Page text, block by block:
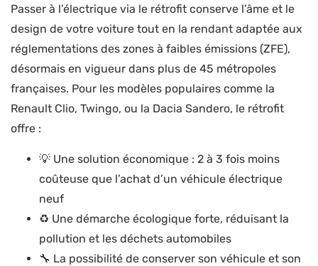
Passer à l’électrique via le rétrofit conserve l’âme et le
design de votre voiture tout en la rendant adaptée aux
réglementations des zones à faibles émissions (ZFE),
désormais en vigueur dans plus de 45 métropoles
françaises. Pour les modèles populaires comme la
Renault Clio, Twingo, ou la Dacia Sandero, le rétrofit
offre :
💡 Une solution économique : 2 à 3 fois moins
coûteuse que l’achat d’un véhicule électrique
neuf
♻️ Une démarche écologique forte, réduisant la
pollution et les déchets automobiles
🔧 La possibilité de conserver son véhicule et son